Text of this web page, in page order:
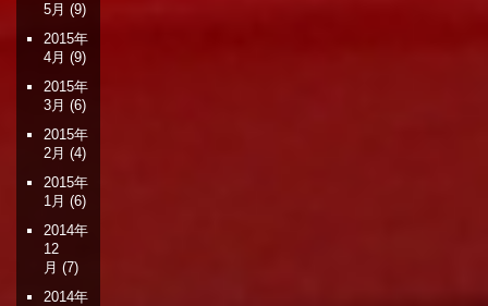
5月 (9)
2015年
4月 (9)
2015年
3月 (6)
2015年
2月 (4)
2015年
1月 (6)
2014年
12
月 (7)
2014年